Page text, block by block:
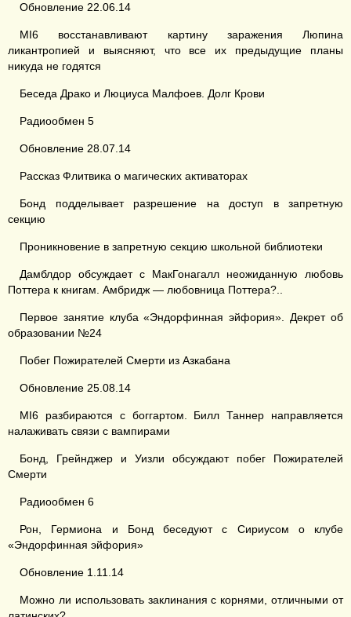
Обновление 22.06.14
MI6 восстанавливают картину заражения Люпина
ликантропией и выясняют, что все их предыдущие планы
никуда не годятся
Беседа Драко и Люциуса Малфоев. Долг Крови
Радиообмен 5
Обновление 28.07.14
Рассказ Флитвика о магических активаторах
Бонд подделывает разрешение на доступ в запретную
секцию
Проникновение в запретную секцию школьной библиотеки
Дамблдор обсуждает с МакГонагалл неожиданную любовь
Поттера к книгам. Амбридж — любовница Поттера?..
Первое занятие клуба «Эндорфинная эйфория». Декрет об
образовании №24
Побег Пожирателей Смерти из Азкабана
Обновление 25.08.14
MI6 разбираются с боггартом. Билл Таннер направляется
налаживать связи с вампирами
Бонд, Грейнджер и Уизли обсуждают побег Пожирателей
Смерти
Радиообмен 6
Рон, Гермиона и Бонд беседуют с Сириусом о клубе
«Эндорфинная эйфория»
Обновление 1.11.14
Можно ли использовать заклинания с корнями, отличными от